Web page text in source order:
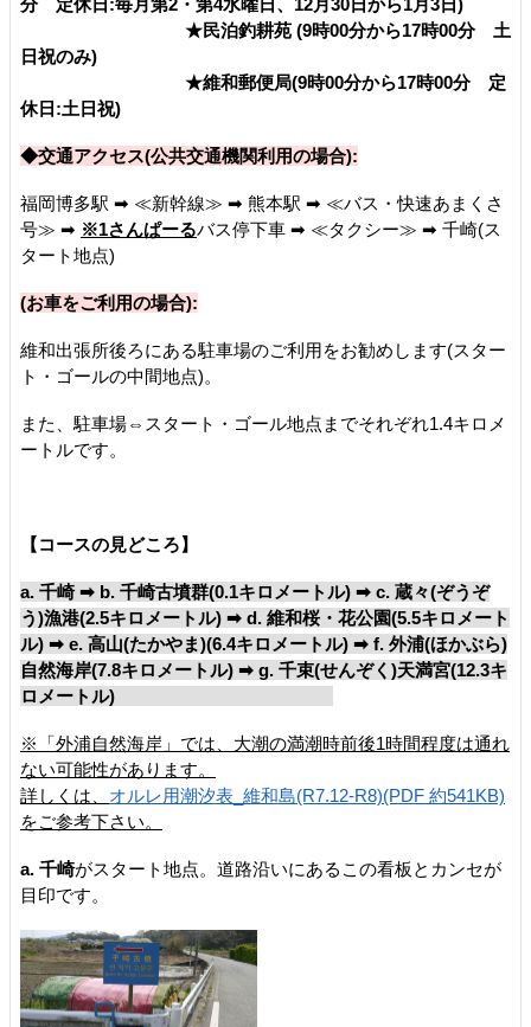
★民泊釣耕苑 (9時00分から17時00分 土
日祝のみ)
★維和郵便局(9時00分から17時00分 定
休日:土日祝)
◆交通アクセス(公共交通機関利用の場合):
福岡博多駅 ➡ ≪新幹線≫ ➡ 熊本駅 ➡ ≪バス・快速あまくさ
号≫ ➡ ※1さんぱーるバス停下車 ➡ ≪タクシー≫ ➡ 千崎(ス
タート地点)
(お車をご利用の場合):
維和出張所後ろにある駐車場のご利用をお勧めします(スター
ト・ゴールの中間地点)。
また、駐車場⇔スタート・ゴール地点までそれぞれ1.4キロメ
ートルです。
【コースの見どころ】
a. 千崎 ➡ b. 千崎古墳群(0.1キロメートル) ➡ c. 蔵々(ぞうぞ
う)漁港(2.5キロメートル) ➡ d. 維和桜・花公園(5.5キロメート
ル) ➡ e. 高山(たかやま)(6.4キロメートル) ➡ f. 外浦(ほかぶら)
自然海岸(7.8キロメートル) ➡ g. 千束(せんぞく)天満宮(12.3キ
ロメートル)
※「外浦自然海岸」では、大潮の満潮時前後1時間程度は通れ
ない可能性があります。
詳しくは、 オルレ用潮汐表_維和島(R7.12-R8)(PDF 約541KB)
をご参考下さい。
a. 千崎がスタート地点。道路沿いにあるこの看板とカンセが
目印です。